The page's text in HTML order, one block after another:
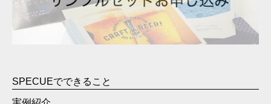
SPECUEでできること